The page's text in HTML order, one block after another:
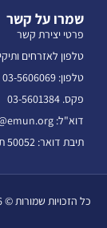
שמרו על קשר
פרטי יצירת קשר
טלפון לאזרחים ותיקים: 074-
טלפון: 03-5606069
פקס. 03-5601384
דוא"ל: info@emun.org
תיבת דואר: 50052 תל אביב מיקוד 68125
כל הזכויות שמורות © 2026 לאמון הציבור - חברה לתועלת הציבור (מלכ"ר)